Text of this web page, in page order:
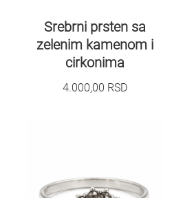
Srebrni prsten sa
zelenim kamenom i
cirkonima
4.000,00 RSD